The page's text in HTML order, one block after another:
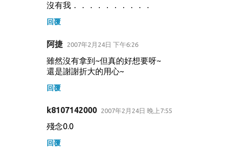
沒有我．．．．．．．．．．
回覆
阿捷 2007年2月24日 下午6:26
雖然沒有拿到~但真的好想要呀~
還是謝謝折大的用心~
回覆
k8107142000 2007年2月24日 晚上7:55
殘念0.0
回覆